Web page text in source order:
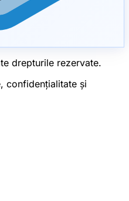
drepturile rezervate.
confidențialitate și